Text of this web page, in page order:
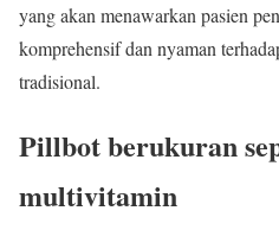
yang akan menawarkan pasien
komprehensif dan nyaman
tradisional.
Pillbot berukuran
multivitamin